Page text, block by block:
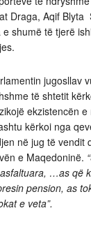
Draga, Aqif Blyta
e shumë të tjerë
jugosllav
të shtetit
ekzistencën
kërkoi nga
në jug të vendit
e Maqedoninë.
…as që
pension, as
e veta”.